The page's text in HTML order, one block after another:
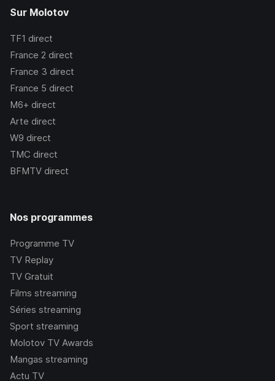
Sur Molotov
TF1 direct
France 2 direct
France 3 direct
France 5 direct
M6+ direct
Arte direct
W9 direct
TMC direct
BFMTV direct
Nos programmes
Programme TV
TV Replay
TV Gratuit
Films streaming
Séries streaming
Sport streaming
Molotov TV Awards
Mangas streaming
Actu TV